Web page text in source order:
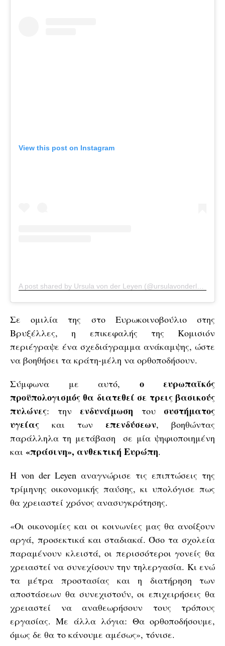
View this post on Instagram
Σε ομιλία της στο Ευρωκοινοβούλιο στης
Βρυξέλλες, η επικεφαλής της Κομισιόν
περιέγραψε ένα σχεδιάγραμμα ανάκαμψης, ώστε
να βοηθήσει τα κράτη-μέλη να ορθοποδήσουν.
Σύμφωνα με αυτό, ο ευρωπαϊκός
προϋπολογισμός θα διατεθεί σε τρεις βασικούς
πυλώνες: την ενδυνάμωση του συστήματος
υγείας και των επενδύσεων, βοηθώντας
παράλληλα τη μετάβαση σε μία ψηφιοποιημένη
και «πράσινη», ανθεκτική Ευρώπη.
Η von der Leyen αναγνώρισε τις επιπτώσεις της
τρίμηνης οικονομικής παύσης, κι υπολόγισε πως
θα χρειαστεί χρόνος ανασυγκρότησης.
«Οι οικονομίες και οι κοινωνίες μας θα ανοίξουν
αργά, προσεκτικά και σταδιακά. Όσο τα σχολεία
παραμένουν κλειστά, οι περισσότεροι γονείς θα
χρειαστεί να συνεχίσουν την τηλεργασία. Κι ενώ
τα μέτρα προστασίας και η διατήρηση των
αποστάσεων θα συνεχιστούν, οι επιχειρήσεις θα
χρειαστεί να αναθεωρήσουν τους τρόπους
εργασίας. Με άλλα λόγια: Θα ορθοποδήσουμε,
όμως δε θα το κάνουμε αμέσως», τόνισε.